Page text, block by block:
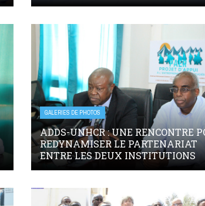
GALERIES DE PHOTOS
ADDS-UNHCR : UNE RENCONTRE
REDYNAMISER LE PARTENARIAT
ENTRE LES DEUX INSTITUTIONS